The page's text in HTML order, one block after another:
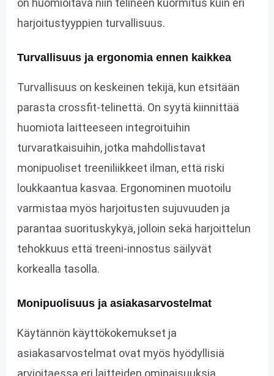
on huomioitava niin telineen kuormitus kuin eri
harjoitustyyppien turvallisuus.
Turvallisuus ja ergonomia ennen kaikkea
Turvallisuus on keskeinen tekijä, kun etsitään
parasta crossfit-telinettä. On syytä kiinnittää
huomiota laitteeseen integroituihin
turvaratkaisuihin, jotka mahdollistavat
monipuoliset treeniliikkeet ilman, että riski
loukkaantua kasvaa. Ergonominen muotoilu
varmistaa myös harjoitusten sujuvuuden ja
parantaa suorituskykyä, jolloin sekä harjoittelun
tehokkuus että treeni-innostus säilyvät
korkealla tasolla.
Monipuolisuus ja asiakasarvostelmat
Käytännön käyttökokemukset ja
asiakasarvostelmat ovat myös hyödyllisiä
arvioitaessa eri laitteiden ominaisuuksia.